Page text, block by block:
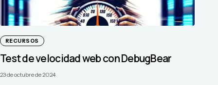
RECURSOS
Test de velocidad web con DebugBear
23 de octubre de 2024